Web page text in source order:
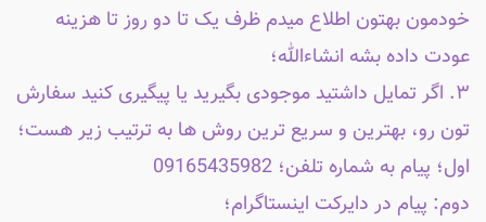
خودمون بهتون اطلاع میدم ظرف یک تا دو روز تا هزینه
عودت داده بشه انشاءالله؛
۳. اگر تمایل داشتید موجودی بگیرید یا پیگیری کنید سفارش
تون رو، بهترین و سریع ترین روش ها به ترتیب زیر هست؛
اول؛ پیام به شماره تلفن؛ 09165435982
دوم: پیام در دایرکت اینستاگرام؛